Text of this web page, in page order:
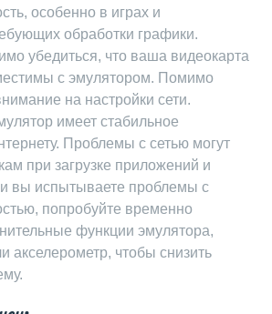
особенно в играх и
обработки графики.
убедиться, что ваша видеокарта
с эмулятором. Помимо
на настройки сети.
имеет стабильное
Проблемы с сетью могут
при загрузке приложений и
вы испытываете проблемы с
попробуйте временно
функции эмулятора,
акселерометр, чтобы снизить